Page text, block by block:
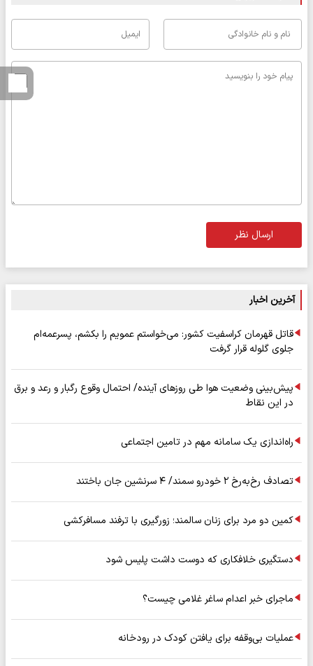
ارسال نظر
آخرین اخبار
قاتل قهرمان کراسفیت کشور: می‌خواستم عمویم را بکشم، پسرعمه‌ام
جلوی گلوله قرار گرفت
پیش‌بینی وضعیت هوا طی روزهای آینده/ احتمال وقوع رگبار و رعد و برق
در این نقاط
راه‌اندازی یک سامانه مهم در تامین اجتماعی
تصادف رخ‌به‌رخ ۲ خودرو سمند/ ۴ سرنشین جان باختند
کمین دو مرد برای زنان سالمند؛ زورگیری با ترفند مسافرکشی
دستگیری خلافکاری که دوست داشت پلیس شود
ماجرای خبر اعدام ساغر غلامی چیست؟
عملیات بی‌وقفه برای یافتن کودک در رودخانه